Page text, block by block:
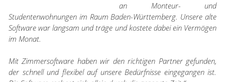
an Monteur- und
Studentenwohnungen im Raum Baden-Württemberg. Unsere alte
Software war langsam und träge und kostete dabei ein Vermögen
im Monat.
Mit Zimmersoftware haben wir den richtigen Partner gefunden,
der schnell und flexibel auf unsere Bedürfnisse eingegangen ist.